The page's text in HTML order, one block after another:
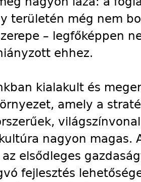
területén még nem
– legfőképpen
ehhez.
kialakult és
amely a
nagyon magas.
elsődleges
fejlesztés